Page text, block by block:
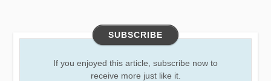
SUBSCRIBE
If you enjoyed this article, subscribe now to
receive more just like it.